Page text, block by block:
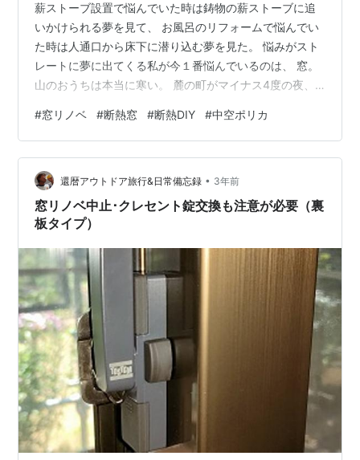
薪ストーブ設置で悩んでいた時は鋳物の薪ストーブに追
いかけられる夢を見て、 お風呂のリフォームで悩んでい
た時は人通口から床下に潜り込む夢を見た。 悩みがスト
レートに夢に出てくる私が今１番悩んでいるのは、 窓。
山のおうちは本当に寒い。 麓の町がマイナス4度の夜、
してそんな日は、寝るときにストーブを消したら明け方
近くには冷気が顔に刺さって文字どおり痛い。ふと室内
の温度計を見ると気温5度。 気温5度なんて、ほぼ外です
やん。室内の意味ないですやん。 （いや、あるんだろう
けど） 今まで暮らしていた都会の家はどんなに寒くたっ
て室温が１０度以下になることは…
#窓リノベ #断熱窓 #断熱DIY #中空ポリカ
還暦アウトドア旅行&日常備忘録 • 3年前
窓リノベ中止･クレセント錠交換も注意が必要（裏
板タイプ）